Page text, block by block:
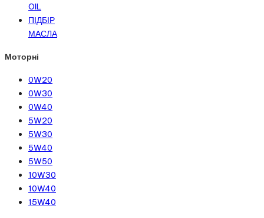
OIL
ПІДБІР
МАСЛА
Моторні
0W20
0W30
0W40
5W20
5W30
5W40
5W50
10W30
10W40
15W40